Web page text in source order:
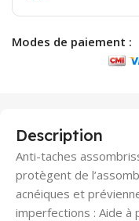
Modes de paiement :
Description
Anti-taches
protègent de
acnéiques et
imperfections : Aide à